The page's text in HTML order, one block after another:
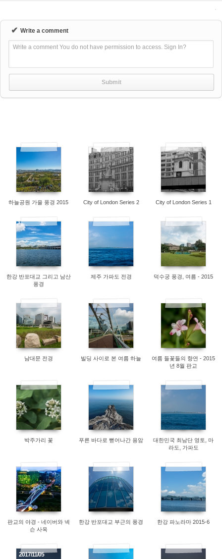
✔ Write a comment
Write a comment You do not have permission to access. Sign In?
7638
하늘공원 가을 풍경 2015
7717
City of London Series 2
7433
City of London Series 1
7984
한강 반포대교 그리고 남산
풍경
제주 가파도 전경
7877
덕수궁 풍경, 여름 - 2015
9078
남대문 전경
7350
빌딩 사이로 본 여름 하늘
7116
여름 들꽃들의 향연 - 2015
년 8월 판교
7055
박주가리 꽃
1249
푸른 바다로 뻗어나간 용암
대한민국 최남단 영토, 마
라도, 가파도
1950
판교의 야경 - 네이버와 넥
슨 사옥
1650
한강 반포대교 부근의 풍경
1612
한강 파노라마 2015-6
2017/11/05